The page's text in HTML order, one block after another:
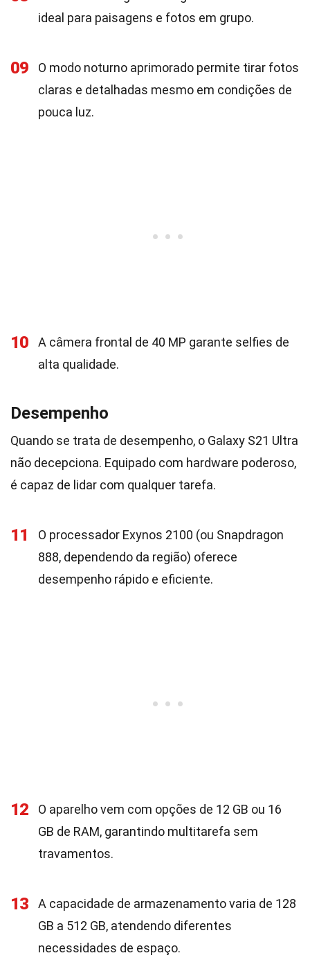
ideal para paisagens e fotos em grupo.
09
O modo noturno aprimorado permite tirar fotos
claras e detalhadas mesmo em condições de
pouca luz.
10
A câmera frontal de 40 MP garante selfies de
alta qualidade.
Desempenho
Quando se trata de desempenho, o Galaxy S21 Ultra
não decepciona. Equipado com hardware poderoso,
é capaz de lidar com qualquer tarefa.
11
O processador Exynos 2100 (ou Snapdragon
888, dependendo da região) oferece
desempenho rápido e eficiente.
12
O aparelho vem com opções de 12 GB ou 16
GB de RAM, garantindo multitarefa sem
travamentos.
13
A capacidade de armazenamento varia de 128
GB a 512 GB, atendendo diferentes
necessidades de espaço.